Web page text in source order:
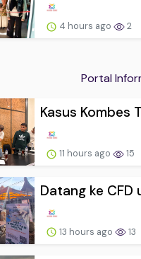
4 hours ago 2
Portal
Kasus Kombes
11 hours ago 15
Datang ke CFD
13 hours ago 13